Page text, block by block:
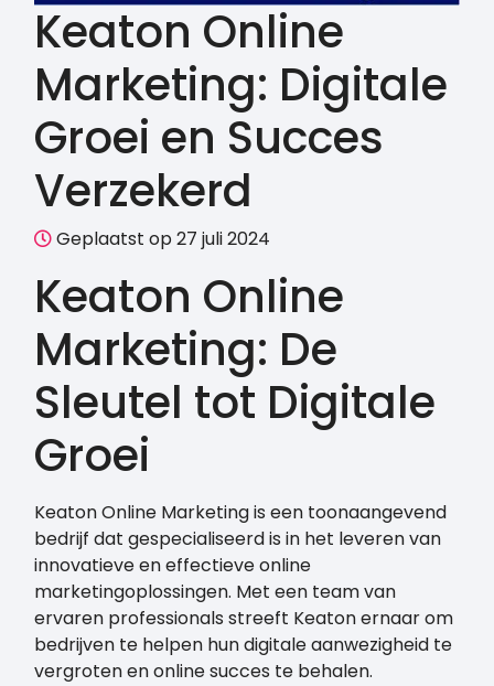
Keaton Online
Marketing: Digitale
Groei en Succes
Verzekerd
Geplaatst op 27 juli 2024
Keaton Online
Marketing: De
Sleutel tot Digitale
Groei
Keaton Online Marketing is een toonaangevend
bedrijf dat gespecialiseerd is in het leveren van
innovatieve en effectieve online
marketingoplossingen. Met een team van
ervaren professionals streeft Keaton ernaar om
bedrijven te helpen hun digitale aanwezigheid te
vergroten en online succes te behalen.